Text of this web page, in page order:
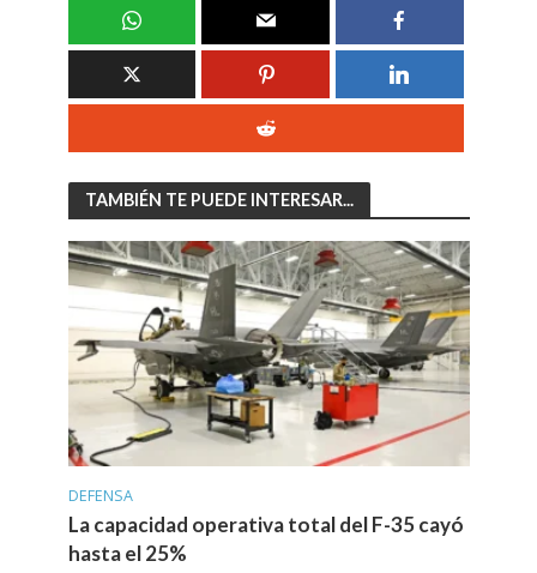
TAMBIÉN TE PUEDE INTERESAR...
DEFENSA
La capacidad operativa total del F-35 cayó
hasta el 25%